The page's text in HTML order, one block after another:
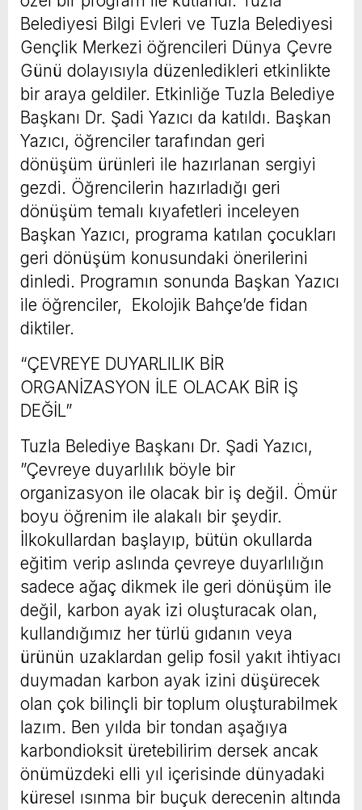
Belediyesi Bilgi Evleri ve Tuzla Belediyesi
Gençlik Merkezi öğrencileri Dünya Çevre
Günü dolayısıyla düzenledikleri etkinlikte
bir araya geldiler. Etkinliğe Tuzla Belediye
Başkanı Dr. Şadi Yazıcı da katıldı. Başkan
Yazıcı, öğrenciler tarafından geri
dönüşüm ürünleri ile hazırlanan sergiyi
gezdi. Öğrencilerin hazırladığı geri
dönüşüm temalı kıyafetleri inceleyen
Başkan Yazıcı, programa katılan çocukları
geri dönüşüm konusundaki önerilerini
dinledi. Programın sonunda Başkan Yazıcı
ile öğrenciler, Ekolojik Bahçe’de fidan
diktiler.
“ÇEVREYE DUYARLILIK BİR
ORGANİZASYON İLE OLACAK BİR İŞ
DEĞİL”
Tuzla Belediye Başkanı Dr. Şadi Yazıcı,
”Çevreye duyarlılık böyle bir
organizasyon ile olacak bir iş değil. Ömür
boyu öğrenim ile alakalı bir şeydir.
İlkokullardan başlayıp, bütün okullarda
eğitim verip aslında çevreye duyarlılığın
sadece ağaç dikmek ile geri dönüşüm ile
değil, karbon ayak izi oluşturacak olan,
kullandığımız her türlü gıdanın veya
ürünün uzaklardan gelip fosil yakıt ihtiyacı
duymadan karbon ayak izini düşürecek
olan çok bilinçli bir toplum oluşturabilmek
lazım. Ben yılda bir tondan aşağıya
karbondioksit üretebilirim dersek ancak
önümüzdeki elli yıl içerisinde dünyadaki
küresel ısınma bir buçuk derecenin altında